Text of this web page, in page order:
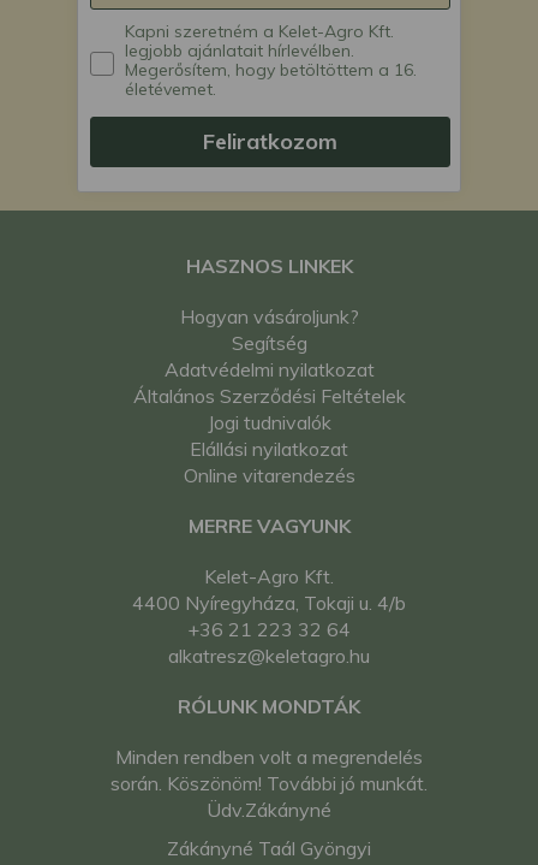
Kapni szeretném a Kelet-Agro Kft.
legjobb ajánlatait hírlevélben.
Megerősítem, hogy betöltöttem a 16.
életévemet.
Feliratkozom
HASZNOS LINKEK
Hogyan vásároljunk?
Segítség
Adatvédelmi nyilatkozat
Általános Szerződési Feltételek
Jogi tudnivalók
Elállási nyilatkozat
Online vitarendezés
MERRE VAGYUNK
Kelet-Agro Kft.
4400 Nyíregyháza, Tokaji u. 4/b
+36 21 223 32 64
alkatresz@keletagro.hu
RÓLUNK MONDTÁK
Minden rendben volt a megrendelés
során. Köszönöm! További jó munkát.
Üdv.Zákányné
Zákányné Taál Gyöngyi